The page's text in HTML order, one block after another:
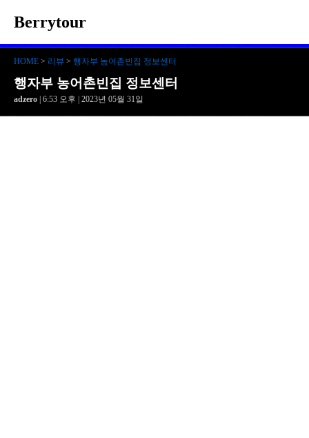
Berrytour
HOME > 리뷰 > 행자부 농어촌빈집 정보센터
행자부 농어촌빈집 정보센터
adzero | 6:53 오후 | 2023년 05월 31일